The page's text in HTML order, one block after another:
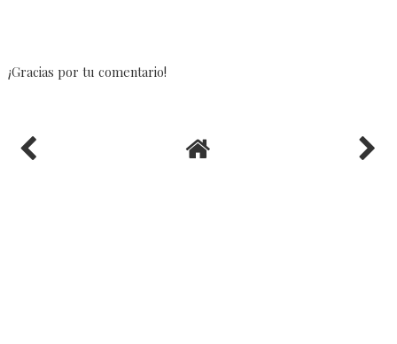
¡Gracias por tu comentario!